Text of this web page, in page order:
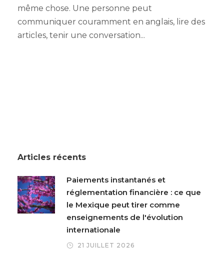
même chose. Une personne peut
communiquer couramment en anglais, lire des
articles, tenir une conversation...
Articles récents
Paiements instantanés et
réglementation financière : ce que
le Mexique peut tirer comme
enseignements de l'évolution
internationale
21 JUILLET 2026